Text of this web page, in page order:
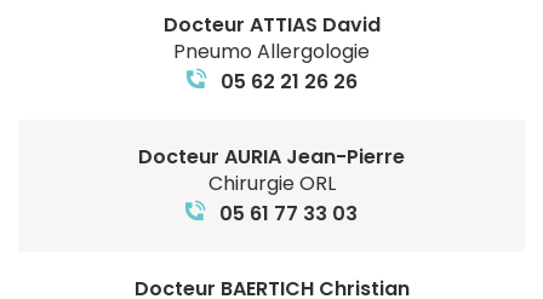
Docteur ATTIAS David
Pneumo Allergologie
05 62 21 26 26
Docteur AURIA Jean-Pierre
Chirurgie ORL
05 61 77 33 03
Docteur BAERTICH Christian